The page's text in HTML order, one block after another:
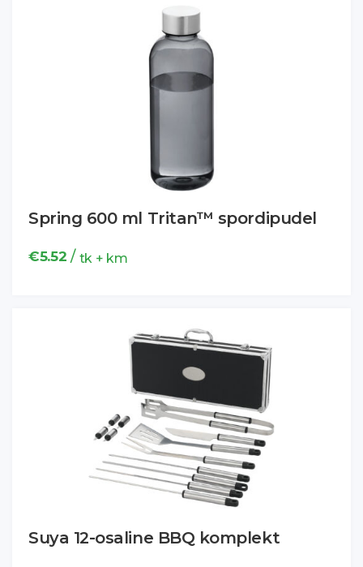
Spring 600 ml Tritan™ spordipudel
€5.52 / tk + km
Suya 12-osaline BBQ komplekt